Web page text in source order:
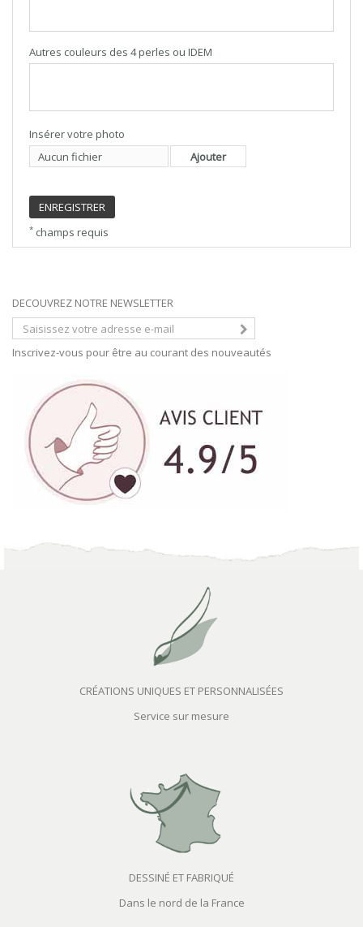
Autres couleurs des 4 perles ou IDEM
Insérer votre photo
Aucun fichier
Ajouter
ENREGISTRER
* champs requis
DECOUVREZ NOTRE NEWSLETTER
Inscrivez-vous pour être au courant des nouveautés
CRÉATIONS UNIQUES ET PERSONNALISÉES
Service sur mesure
DESSINÉ ET FABRIQUÉ
Dans le nord de la France